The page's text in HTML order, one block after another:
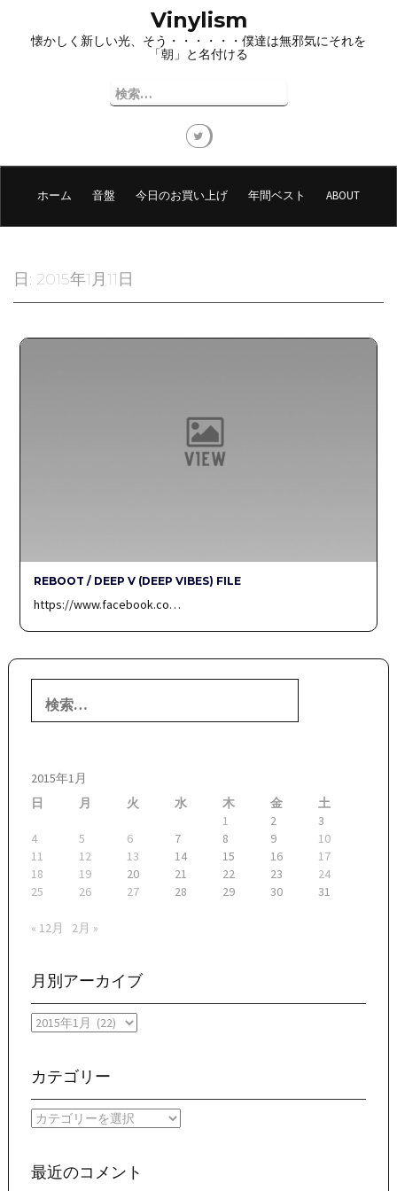
プ
Vinylism
懐かしく新しい光、そう・・・・・・僕達は無邪気にそれを
「朝」と名付ける
検
索:
ホーム 音盤 今日のお買い上げ 年間ベスト ABOUT
日: 2015年1月11日
REBOOT / DEEP V (DEEP VIBES) FILE
https://www.facebook.co…
索:
2015年1月
日
月 火 水 木 金
土
1
2
3
4
5 6 7 8 9
10
11
12 13 14 15 16
17
18
19 20 21 22 23
24
25
26 27 28 29 30 31
« 12月 2月 »
月別アーカイブ
月
ー
イ
ブ
カテゴリー
カ
リ
最近のコメント